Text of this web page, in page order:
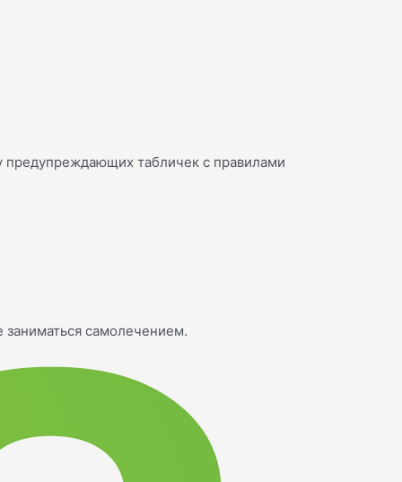
предупреждающих табличек с правилами
самолечением.